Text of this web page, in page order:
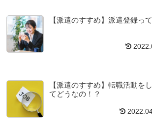
【派遣のすすめ】派遣登録っ
【派遣のすすめ】転職活動を
てどうなの！？